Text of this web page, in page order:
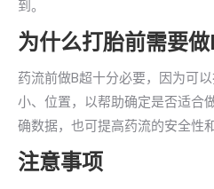
到。
为什么打胎前需要做
药流前做B超十分必要，因为可
小、位置，以帮助确定是否适合
确数据，也可提高药流的安全性
注意事项